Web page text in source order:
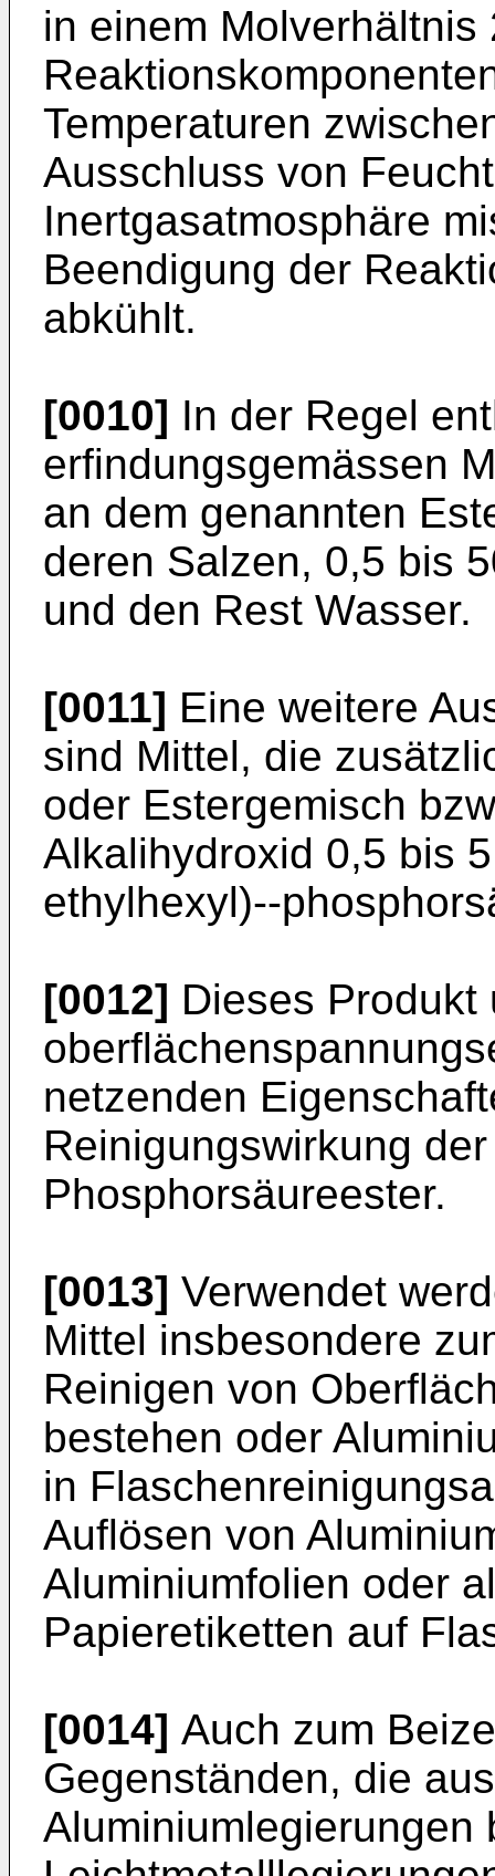
in einem
Temperaturen
Ausschluss von
Inertgasatmosphäre
Beendigung der
abkühlt.
[0010] In der Regel
erfindungsgemässen
an dem genannten
deren Salzen, 0,5 bis
und den Rest Wasser.
[0011] Eine weitere
sind Mittel, die
oder Estergemisch
Alkalihydroxid 0,5 bis
ethylhexyl)--
[0012] Dieses
netzenden
Reinigungswirkung
Phosphorsäureester.
[0013] Verwendet
Mittel insbesondere
Reinigen von
bestehen oder
in
Auflösen von
Aluminiumfolien oder
Papieretiketten auf
[0014] Auch zum
Gegenständen, die
Aluminiumlegierungen